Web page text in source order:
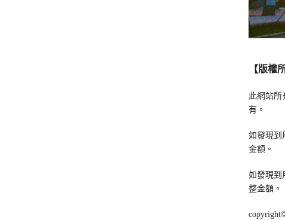
【版權
此網站所
有。
如發現到
金額。
如發現到
整金額。